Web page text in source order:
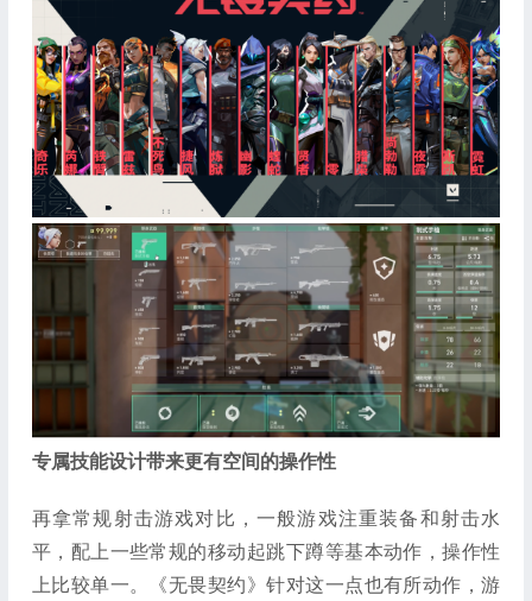
专属技能设计带来更有空间的操作性
再拿常规射击游戏对比，一般游戏注重装备和射击水
平，配上一些常规的移动起跳下蹲等基本动作，操作性
上比较单一。《无畏契约》针对这一点也有所动作，游